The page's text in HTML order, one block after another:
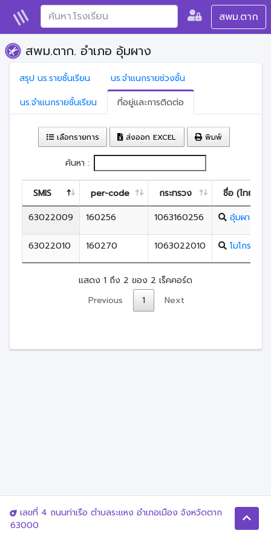
สพม.ตาก
สพม.ตาก. อำเภอ อุ้มผาง
สรุป นร.รายชั้นเรียน
นร.จำแนกรายช่วงชั้น
นร.จำแนกรายชั้นเรียน
ที่อยู่และการติดต่อ
เลือกรายการ ส่งออก EXCEL พิมพ์
ค้นหา :
SMIS per-code กระทรวง
ชื่อ (ไทย)
63022009
160256 1063160256 อุ้มผางวิท
63022010 160270 1063022010 โมโกรวิทย
แสดง 1 ถึง 2 ของ 2 เร็คคอร์ด
Previous
1 Next
เลขที่ 4 ถนนท่าเรือ ตำบลระแหง อำเภอเมือง จังหวัดตาก
63000